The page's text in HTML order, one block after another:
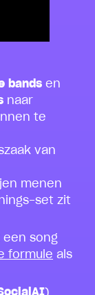
bands en
naar
te
van
menen
set zit
een song
formule als
)